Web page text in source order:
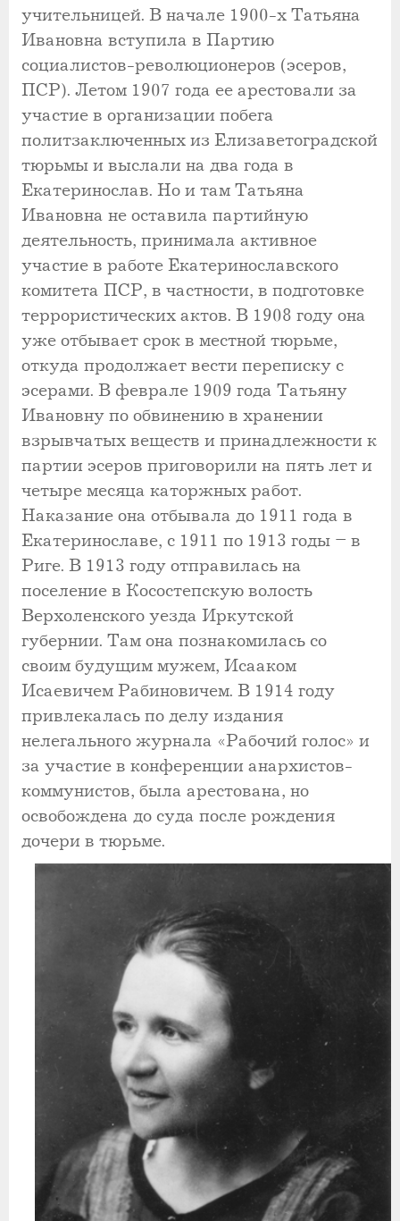
учительницей. В начале 1900-х Татьяна
Ивановна вступила в Партию
социалистов-революционеров (эсеров,
ПСР). Летом 1907 года ее арестовали за
участие в организации побега
политзаключенных из Елизаветоградской
тюрьмы и выслали на два года в
Екатеринослав. Но и там Татьяна
Ивановна не оставила партийную
деятельность, принимала активное
участие в работе Екатеринославского
комитета ПСР, в частности, в подготовке
террористических актов. В 1908 году она
уже отбывает срок в местной тюрьме,
откуда продолжает вести переписку с
эсерами. В феврале 1909 года Татьяну
Ивановну по обвинению в хранении
взрывчатых веществ и принадлежности к
партии эсеров приговорили на пять лет и
четыре месяца каторжных работ.
Наказание она отбывала до 1911 года в
Екатеринославе, с 1911 по 1913 годы – в
Риге. В 1913 году отправилась на
поселение в Косостепскую волость
Верхоленского уезда Иркутской
губернии. Там она познакомилась со
своим будущим мужем, Исааком
Исаевичем Рабиновичем. В 1914 году
привлекалась по делу издания
нелегального журнала «Рабочий голос» и
за участие в конференции анархистов-
коммунистов, была арестована, но
освобождена до суда после рождения
дочери в тюрьме.